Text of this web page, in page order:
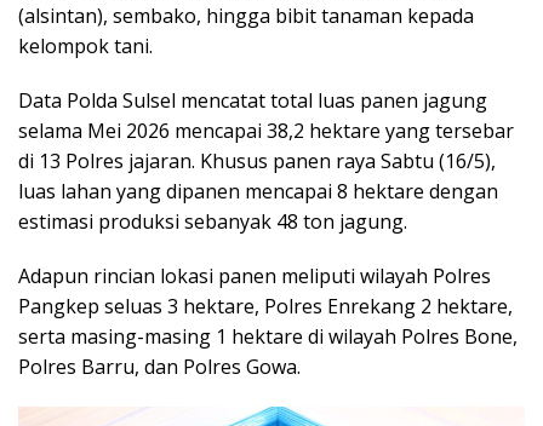
(alsintan), sembako, hingga bibit tanaman kepada
kelompok tani.
Data Polda Sulsel mencatat total luas panen jagung
selama Mei 2026 mencapai 38,2 hektare yang tersebar
di 13 Polres jajaran. Khusus panen raya Sabtu (16/5),
luas lahan yang dipanen mencapai 8 hektare dengan
estimasi produksi sebanyak 48 ton jagung.
Adapun rincian lokasi panen meliputi wilayah Polres
Pangkep seluas 3 hektare, Polres Enrekang 2 hektare,
serta masing-masing 1 hektare di wilayah Polres Bone,
Polres Barru, dan Polres Gowa.